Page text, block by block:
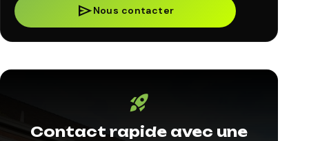
sendNous contacter
rocket_launch
Contact rapide avec une